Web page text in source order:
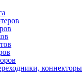
коннекторы